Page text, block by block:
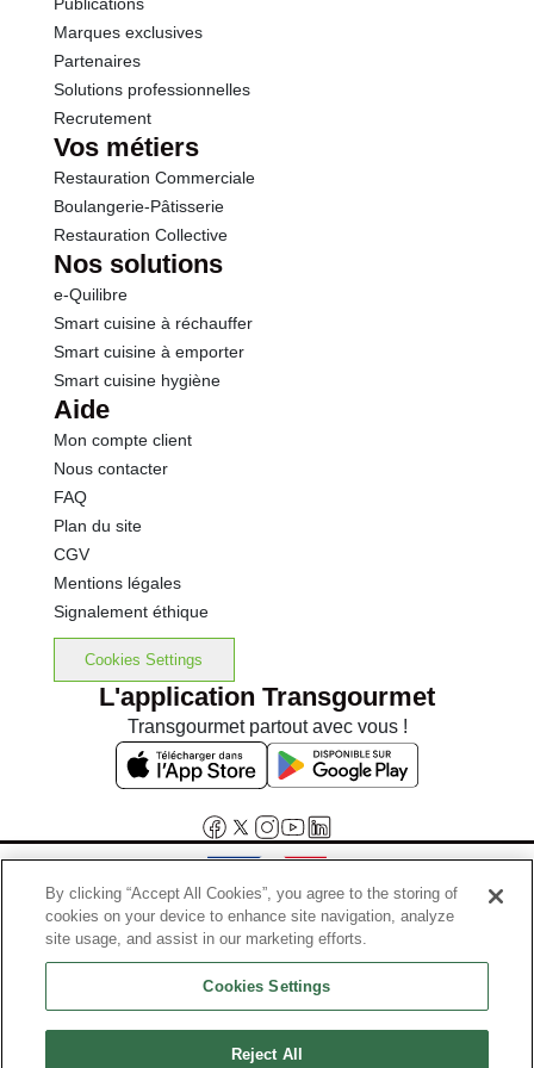
Marques exclusives
Partenaires
Solutions professionnelles
Recrutement
Vos métiers
Restauration Commerciale
Boulangerie-Pâtisserie
Restauration Collective
Nos solutions
e-Quilibre
Smart cuisine à réchauffer
Smart cuisine à emporter
Smart cuisine hygiène
Aide
Mon compte client
Nous contacter
FAQ
Plan du site
CGV
Mentions légales
Signalement éthique
Cookies Settings
L'application Transgourmet
Transgourmet partout avec vous !
Interdiction de vente de boissons alcooliques aux mineurs de
moins de 18 ans
La preuve de majorité de l'acheteur est exigée au moment de la vente
Code de la santé publique, Aar.l.3342-1 et l.3353-3
By clicking “Accept All Cookies”, you agree to the storing of
cookies on your device to enhance site navigation, analyze
site usage, and assist in our marketing efforts.
Cookies Settings
Reject All